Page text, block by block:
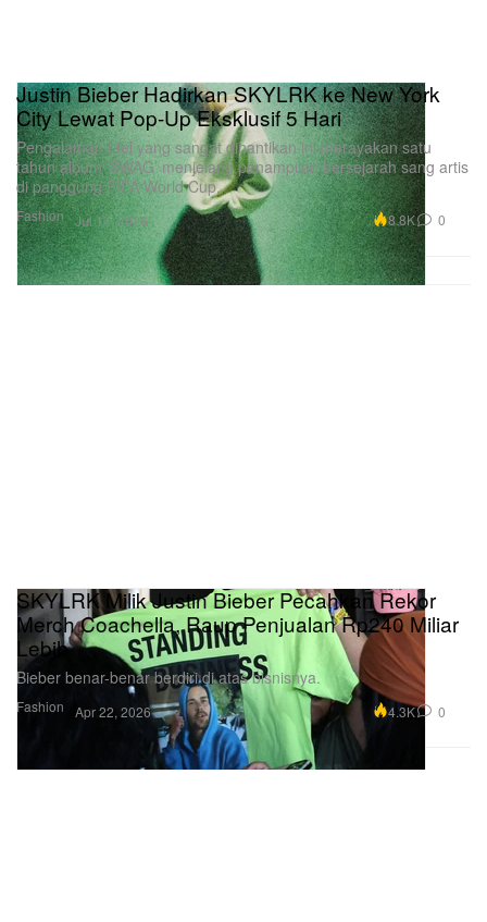
Fashion
Justin Bieber Hadirkan SKYLRK ke New York
City Lewat Pop-Up Eksklusif 5 Hari
Pengalaman ritel yang sangat dinantikan ini merayakan satu
tahun album ‘SWAG’ menjelang penampilan bersejarah sang artis
di panggung FIFA World Cup.
Jul 14, 2026 8.8K 0
Fashion
SKYLRK Milik Justin Bieber Pecahkan Rekor
Merch Coachella, Raup Penjualan Rp240 Miliar
Lebih
Bieber benar-benar berdiri di atas bisnisnya.
Apr 22, 2026 4.3K 0